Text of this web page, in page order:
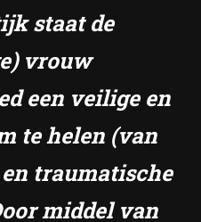
staat de
vrouw
een veilige en
te helen (van
traumatische
middel van